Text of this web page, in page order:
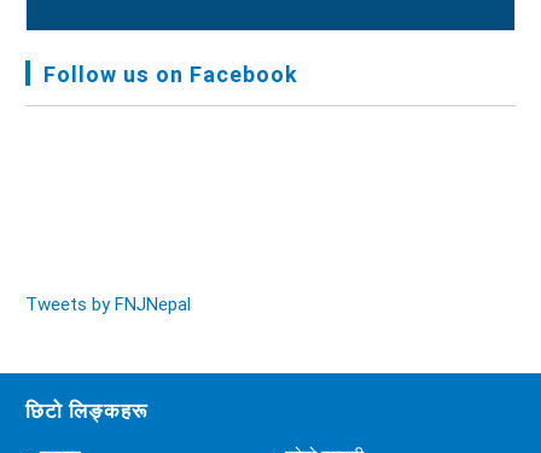
Audit Report FY-2076-077 - २०७७ कार्तिक २३
Follow us on Facebook
Tweets by FNJNepal
छिटो लिङ्कहरू